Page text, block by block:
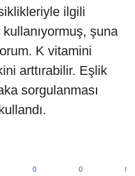
ilgili
kullanıyormuş, şuna
K vitamini
arttırabilir. Eşlik
sorgulanması